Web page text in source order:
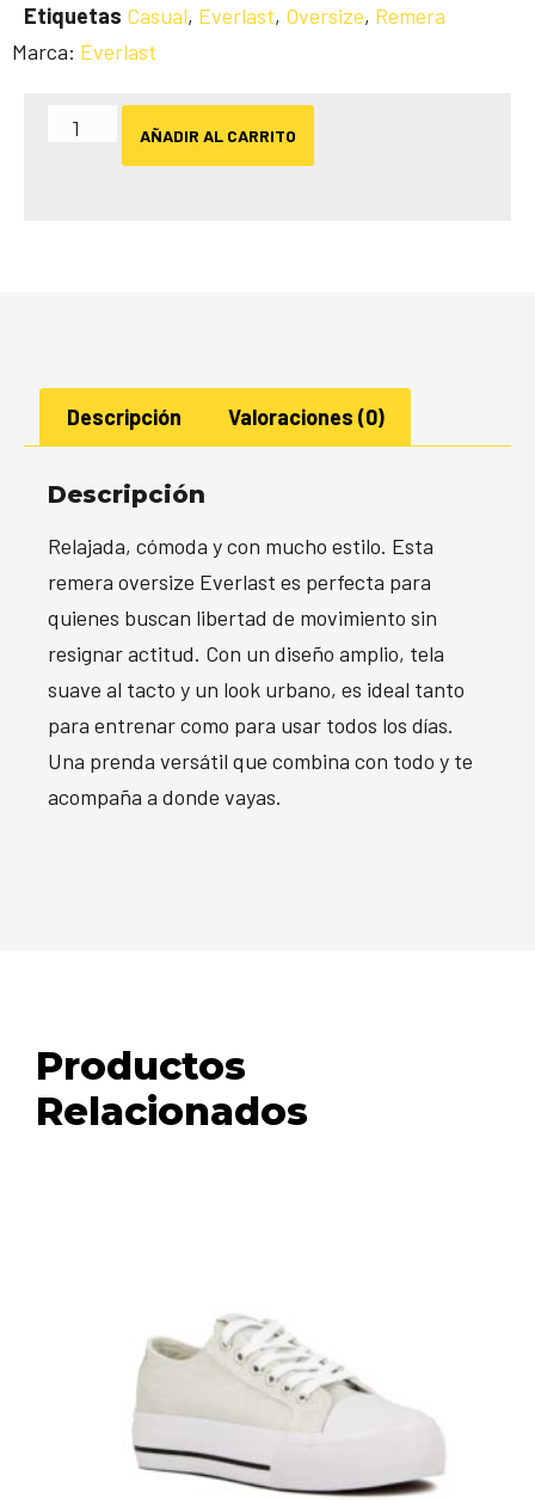
Etiquetas Casual, Everlast, Oversize, Remera
Marca: Everlast
AÑADIR AL CARRITO
Descripción Valoraciones (0)
Descripción
Relajada, cómoda y con mucho estilo. Esta
remera oversize Everlast es perfecta para
quienes buscan libertad de movimiento sin
resignar actitud. Con un diseño amplio, tela
suave al tacto y un look urbano, es ideal tanto
para entrenar como para usar todos los días.
Una prenda versátil que combina con todo y te
acompaña a donde vayas.
Productos
Relacionados